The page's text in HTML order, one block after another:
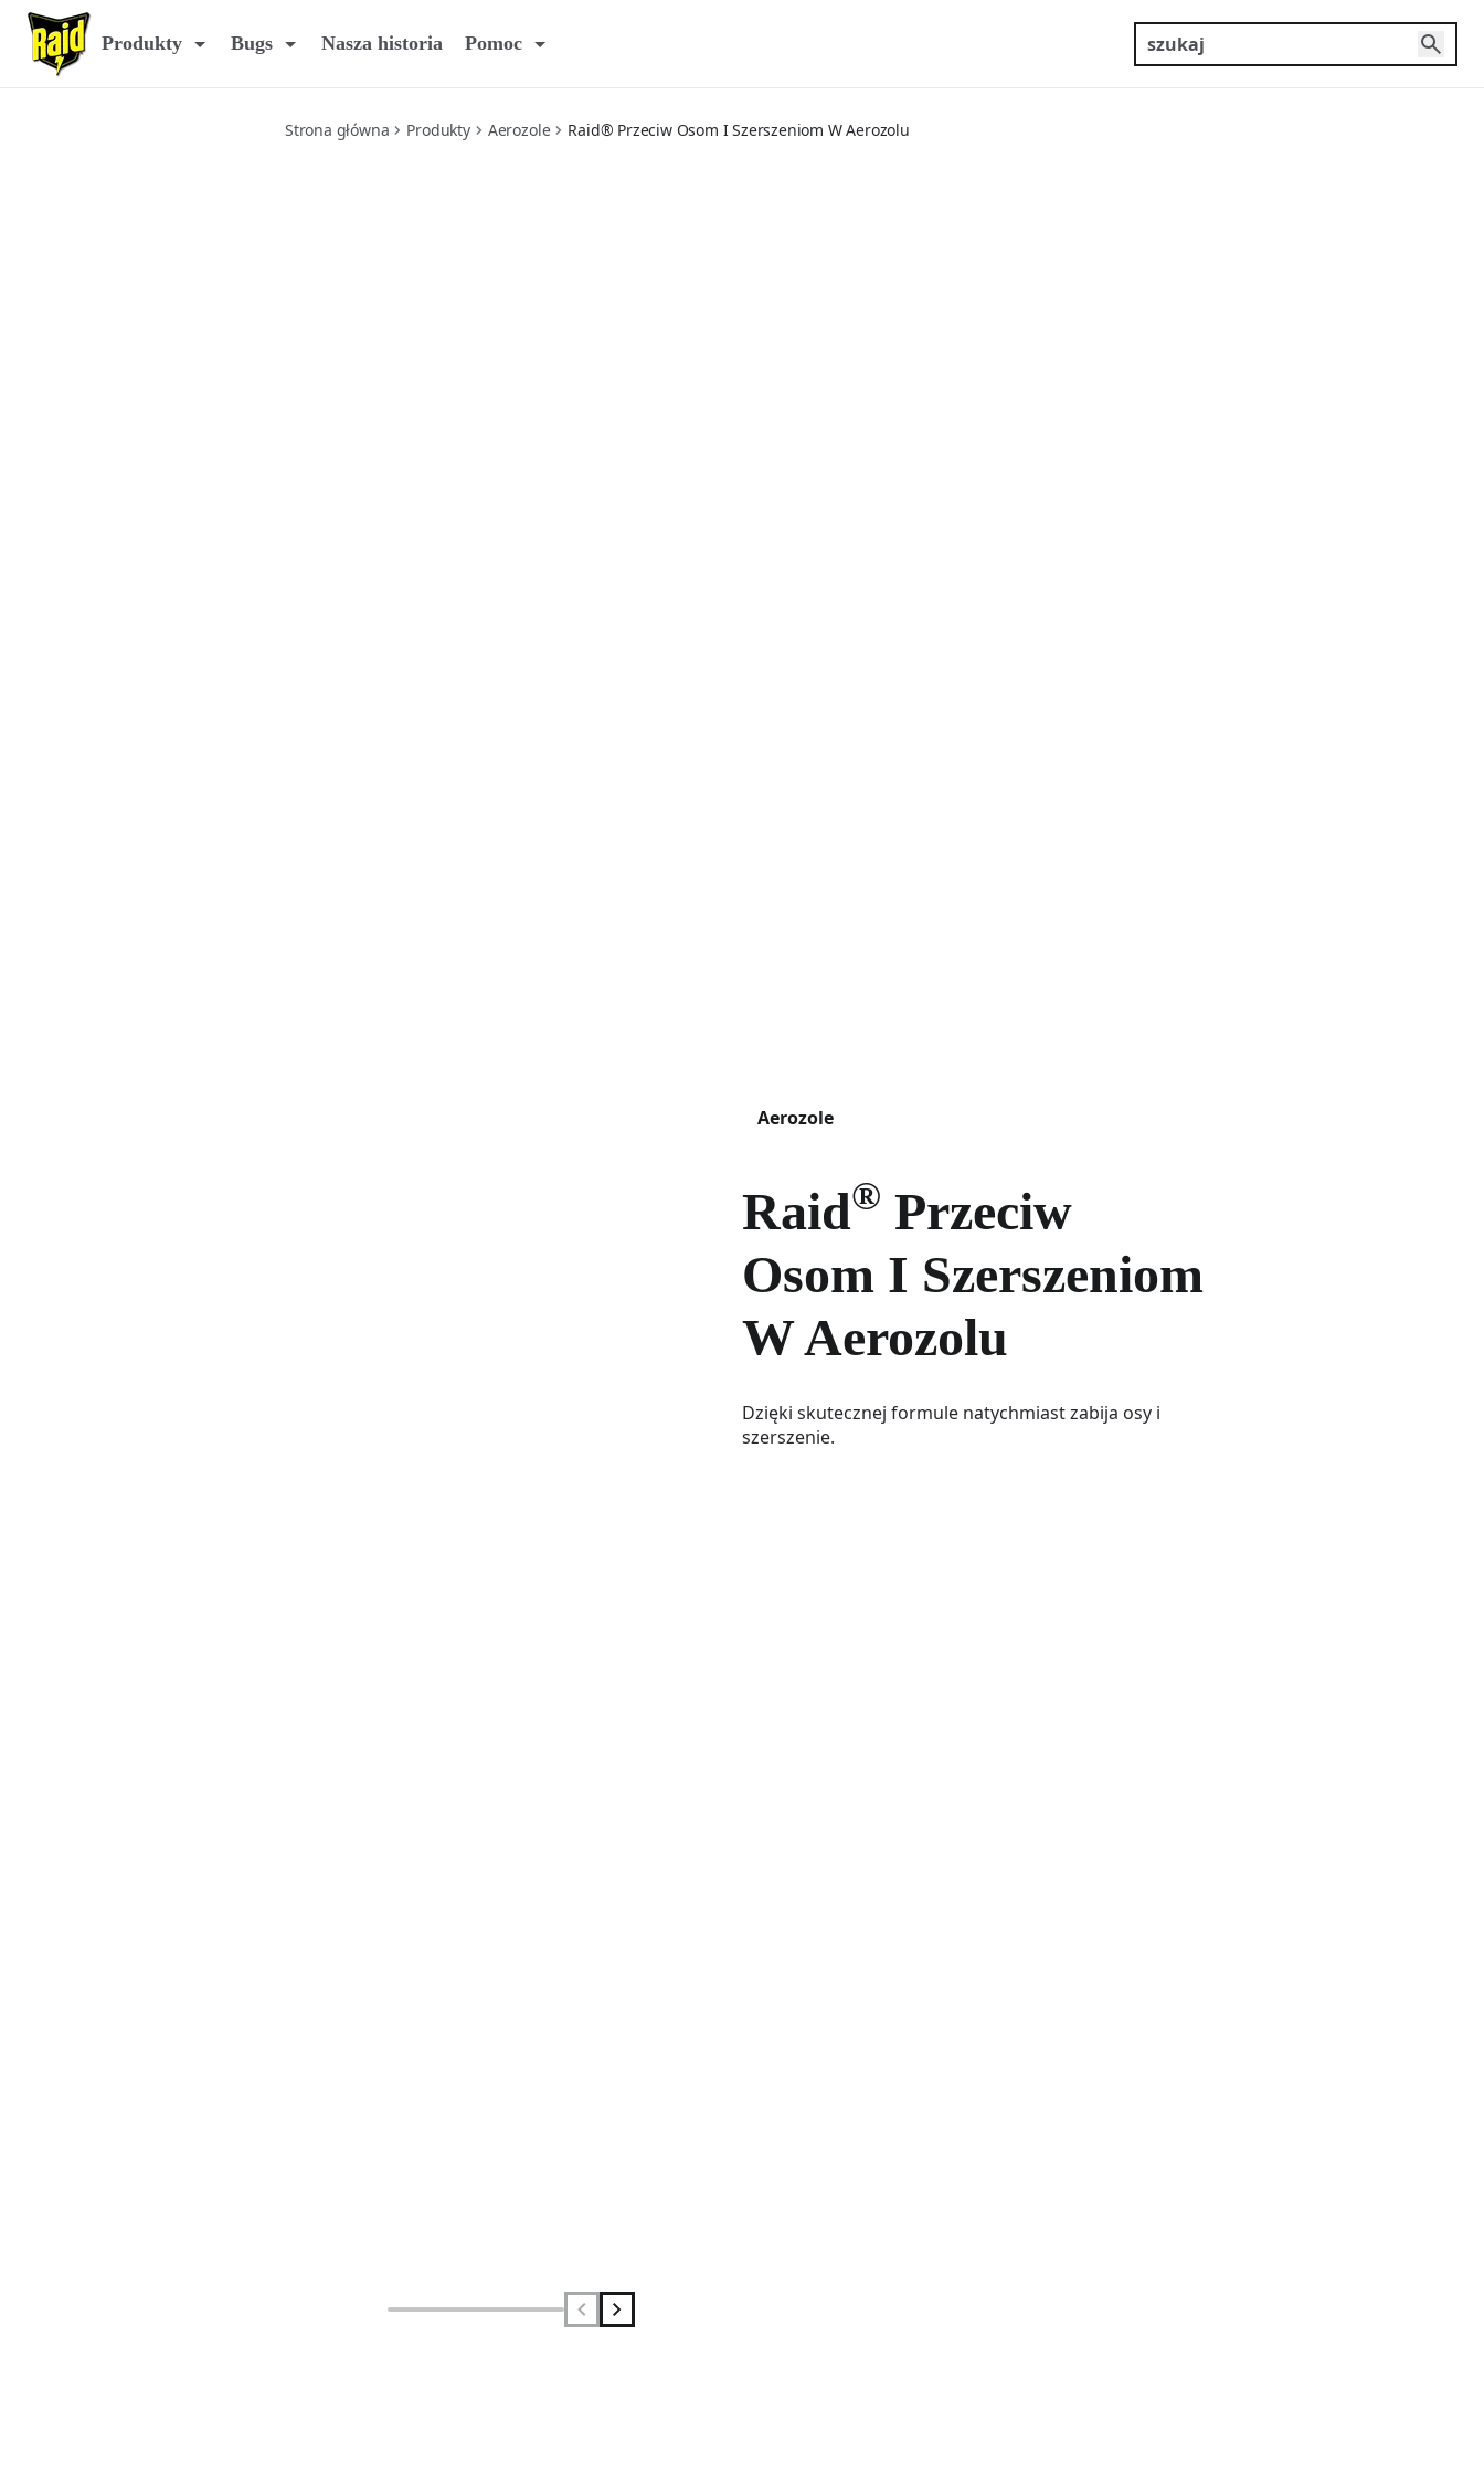
przeciw-osom-i-szerszeniom-w-aerozolu
Produkty Bugs Nasza historia Pomoc
Strona główna Produkty Aerozole Raid® Przeciw Osom I Szerszeniom W Aerozolu
Aerozole
Raid® Przeciw
Osom I Szerszeniom
W Aerozolu
Dzięki skutecznej formule natychmiast zabija osy i
szerszenie.